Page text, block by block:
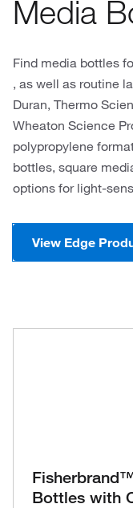
Media
Find media bottles
, as well as routine
Duran, Thermo
Wheaton Science
polypropylene
bottles, square
options for light-
View Edge
Bottles with